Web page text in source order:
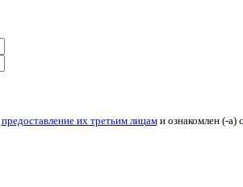
предоставление их третьим лицами ознакомлен (-а) c